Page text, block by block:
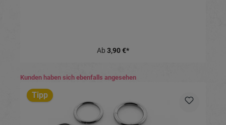
Ab 3,90 €*
Produktgalerie überspringen
Kunden haben sich ebenfalls angesehen
Tipp